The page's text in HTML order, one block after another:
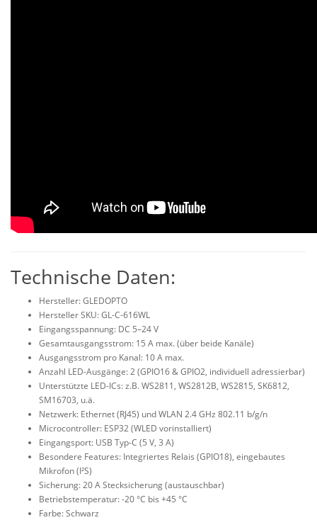
Technische Daten:
Hersteller: GLEDOPTO
Hersteller SKU: GL-C-616WL
Eingangsspannung: DC 5–24 V
Gesamtausgangsstrom: 15 A max. (über beide Kanäle)
Ausgangsstrom pro Kanal: 10 A max.
Anzahl LED-Ausgänge: 2 (GPIO16 & GPIO2, individuell adressierbar)
Unterstützte LED-ICs: z.B. WS2811, WS2812B, WS2815, SK6812,
SM16703, u.ä.
Netzwerk: Ethernet (RJ45) und WLAN 2.4 GHz 802.11 b/g/n
Microcontroller: ESP32 (WLED vorinstalliert)
Eingangsport: USB Typ-C (5 V, 3 A)
Besondere Features: Integriertes Relais (GPIO18), eingebautes
Mikrofon (I²S)
Sicherung: 20 A Stecksicherung (austauschbar)
Betriebstemperatur: -20 °C bis +45 °C
Farbe: Schwarz